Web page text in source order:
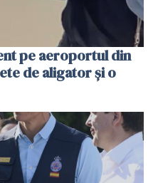
pe aeroportul din
de aligator și o